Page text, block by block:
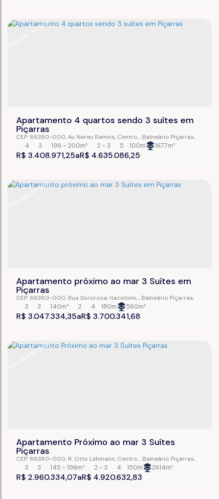
PRÓXIMO AO MAR
Apartamento 4 quartos sendo 3 suítes em
Piçarras
R$ 3.408.971,25 R$ 4.635.086,25
CEP: 88380-000,Av. Nereu Ramos, Centro , Balneário Piçarras,
Santa Catarina,Brasil
4 5
196 ~ 200m²
3 2 ~ 3 100m 1677m²
PRÓXIMO AO MAR
Apartamento próximo ao mar 3 Suítes em
Piçarras
R$ 3.047.334,35 R$ 3.700.341,68
CEP: 88380-000, Rua Sororoca, Itacolomi , Balneário Piçarras,
Santa Catarina,Brasil
3 4
140m²
3 2 180m 560m²
PRÓXIMO AO MAR
Apartamento Próximo ao mar 3 Suítes
Piçarras
R$ 2.960.334,07 R$ 4.920.632,83
CEP: 88380-000, R. Otto Lehmann, Centro , Balneário Piçarras,
Santa Catarina, Brasil
3 4
145 ~ 196m²
3 2 ~ 3 150m 2614m²